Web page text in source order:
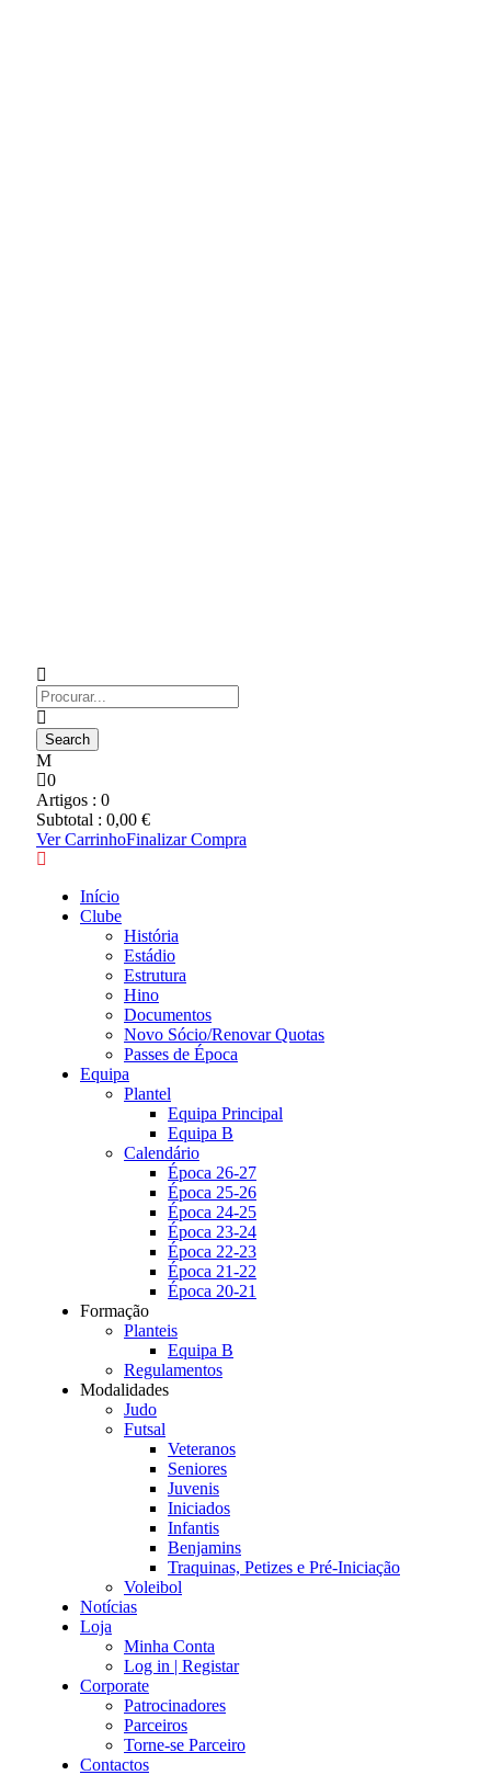
0
Artigos : 0
Subtotal : 0,00 €
Ver CarrinhoFinalizar Compra
Início
Clube
História
Estádio
Estrutura
Hino
Documentos
Novo Sócio/Renovar Quotas
Passes de Época
Equipa
Plantel
Equipa Principal
Equipa B
Calendário
Época 26-27
Época 25-26
Época 24-25
Época 23-24
Época 22-23
Época 21-22
Época 20-21
Formação
Planteis
Equipa B
Regulamentos
Modalidades
Judo
Futsal
Veteranos
Seniores
Juvenis
Iniciados
Infantis
Benjamins
Traquinas, Petizes e Pré-Iniciação
Voleibol
Notícias
Loja
Minha Conta
Log in | Registar
Corporate
Patrocinadores
Parceiros
Torne-se Parceiro
Contactos